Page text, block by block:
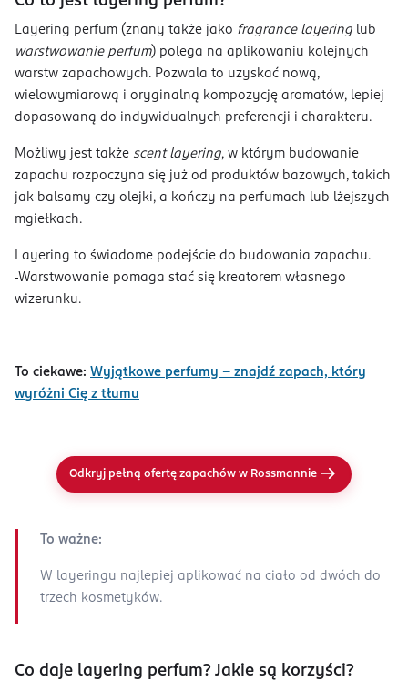
Layering perfum (znany także jako fragrance layering lub
warstwowanie perfum) polega na aplikowaniu kolejnych
warstw zapachowych. Pozwala to uzyskać nową,
wielowymiarową i oryginalną kompozycję aromatów, lepiej
dopasowaną do indywidualnych preferencji i charakteru.
Możliwy jest także scent layering, w którym budowanie
zapachu rozpoczyna się już od produktów bazowych, takich
jak balsamy czy olejki, a kończy na perfumach lub lżejszych
mgiełkach.
Layering to świadome podejście do budowania zapachu.
Warstwowanie pomaga stać się kreatorem własnego
wizerunku.
To ciekawe: Wyjątkowe perfumy – znajdź zapach, który
wyróżni Cię z tłumu
Odkryj pełną ofertę zapachów w Rossmannie
To ważne:
W layeringu najlepiej aplikować na ciało od dwóch do
trzech kosmetyków.
Co daje layering perfum? Jakie są korzyści?